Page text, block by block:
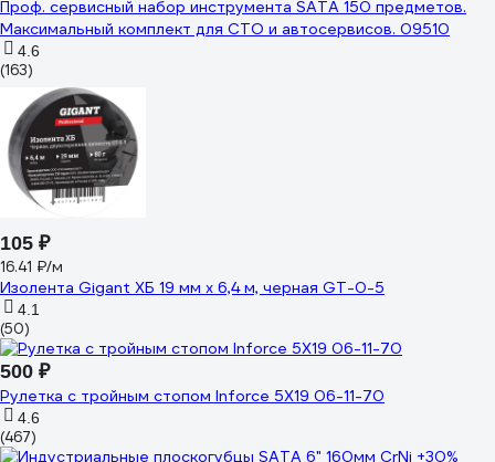
Проф. сервисный набор инструмента SATA 150 предметов.
Максимальный комплект для СТО и автосервисов. 09510
4.6
(163)
105 ₽
16.41 ₽/м
Изолента Gigant ХБ 19 мм х 6,4 м, черная GT-0-5
4.1
(50)
500 ₽
Рулетка с тройным стопом Inforce 5Х19 06-11-70
4.6
(467)